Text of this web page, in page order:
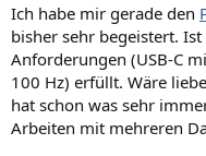
Ich habe mir gerade den
bisher sehr begeistert.
Anforderungen (USB-C
100 Hz) erfüllt. Wäre
hat schon was sehr
Arbeiten mit mehreren